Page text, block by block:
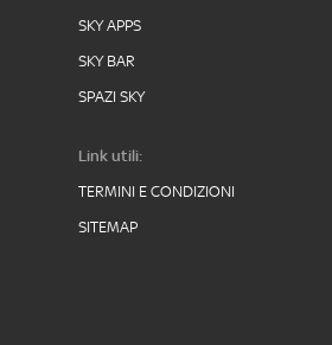
SKY APPS
SKY BAR
SPAZI SKY
Link utili:
TERMINI E CONDIZIONI
SITEMAP